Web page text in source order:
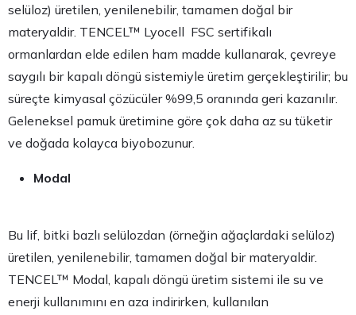
selüloz) üretilen, yenilenebilir, tamamen doğal bir
materyaldir. TENCEL™ Lyocell FSC sertifikalı
ormanlardan elde edilen ham madde kullanarak, çevreye
saygılı bir kapalı döngü sistemiyle üretim gerçekleştirilir; bu
süreçte kimyasal çözücüler %99,5 oranında geri kazanılır.
Geleneksel pamuk üretimine göre çok daha az su tüketir
ve doğada kolayca biyobozunur.
Modal
Bu lif, bitki bazlı selülozdan (örneğin ağaçlardaki selüloz)
üretilen, yenilenebilir, tamamen doğal bir materyaldir.
TENCEL™ Modal, kapalı döngü üretim sistemi ile su ve
enerji kullanımını en aza indirirken, kullanılan